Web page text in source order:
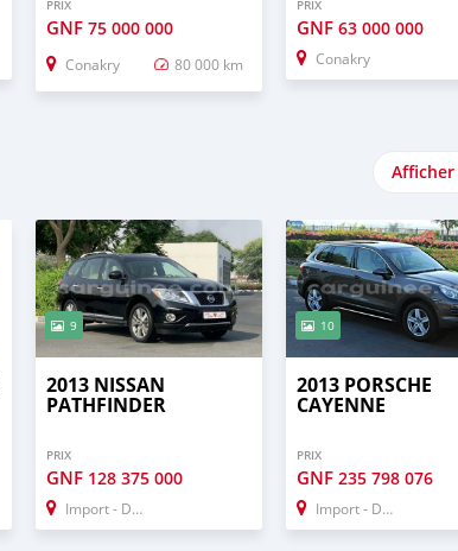
PRIX
GNF 75 000 000
Conakry 80 000 km
PRIX
GNF 63 000 000
Conakry
9
2013 NISSAN
PATHFINDER
PRIX
GNF 128 375 000
Import - Dubai
10
2013 PORSCHE
CAYENNE
PRIX
GNF 235 798 076
Import - Dubai